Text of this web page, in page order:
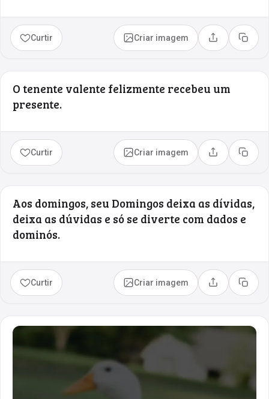
Curtir Criar imagem Compartilhar
Copiar
O tenente valente felizmente recebeu um
presente.
Curtir Criar imagem Compartilhar
Copiar
Aos domingos, seu Domingos deixa as dívidas,
deixa as dúvidas e só se diverte com dados e
dominós.
Curtir Criar imagem Compartilhar
Copiar